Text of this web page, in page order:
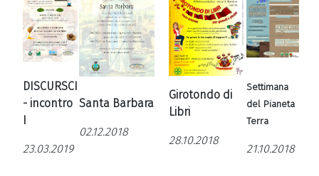
DISCURSCI
- incontro
I
23.03.2019
Santa Barbara
02.12.2018
Girotondo di
Libri
28.10.2018
Settimana
del Pianeta
Terra
21.10.2018